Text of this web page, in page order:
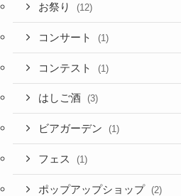
お祭り (12)
コンサート (1)
コンテスト (1)
はしご酒 (3)
ビアガーデン (1)
フェス (1)
ポップアップショップ (2)